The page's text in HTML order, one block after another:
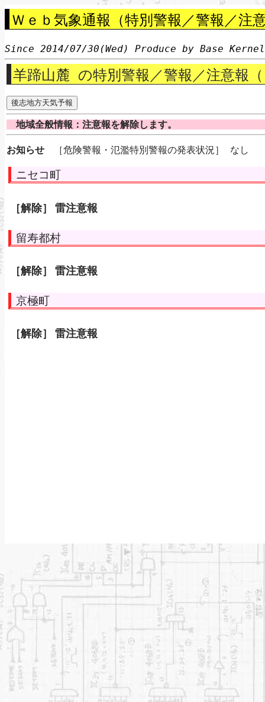
Ｗｅｂ気象通報（特別警報／警報／
Since 2014/07/30(Wed) Produce by Base
羊蹄山麓 の特別警報／警報／注意報
地域全般情報：注意報を解除します。
お知らせ ［危険警報・氾濫特別警報の発表状況］ なし
ニセコ町
［解除］ 雷注意報
留寿都村
［解除］ 雷注意報
京極町
［解除］ 雷注意報